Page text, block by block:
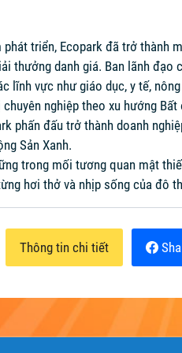
phát triển, Ecopark đã trở thành
thưởng danh giá. Ban lãnh
lĩnh vực như giáo dục, y tế,
nghiệp theo xu hướng
phấn đấu trở thành doanh
Sản Xanh.
trong mối tương quan mật
hơi thở và nhịp sống của đô
Thông tin chi tiết